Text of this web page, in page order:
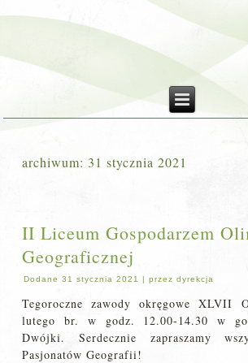
archiwum: 31 stycznia 2021
II Liceum Gospodarzem
Geograficznej
Dodane 31 stycznia 2021 |przez dyrekcja
Tegoroczne zawody okręgowe XLVII
lutego br. w godz. 12.00-14.30 w
Dwójki. Serdecznie zapraszamy
Pasjonatów Geografii!